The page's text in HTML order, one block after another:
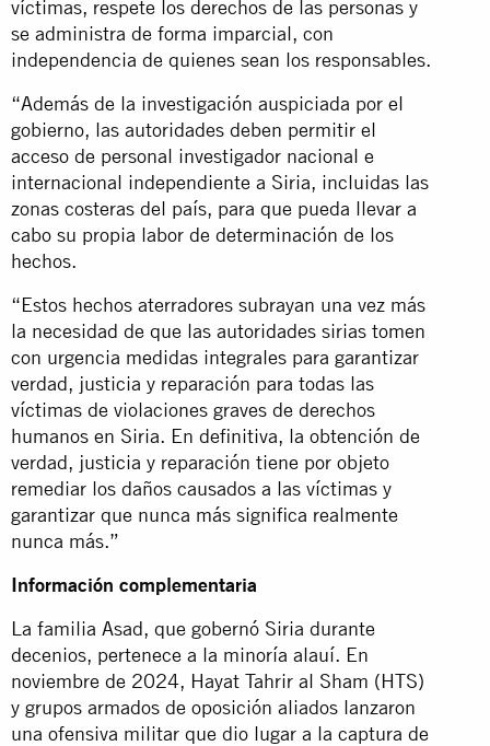
víctimas, respete los derechos de las personas y
se administra de forma imparcial, con
independencia de quienes sean los responsables.
“Además de la investigación auspiciada por el
gobierno, las autoridades deben permitir el
acceso de personal investigador nacional e
internacional independiente a Siria, incluidas las
zonas costeras del país, para que pueda llevar a
cabo su propia labor de determinación de los
hechos.
“Estos hechos aterradores subrayan una vez más
la necesidad de que las autoridades sirias tomen
con urgencia medidas integrales para garantizar
verdad, justicia y reparación para todas las
víctimas de violaciones graves de derechos
humanos en Siria. En definitiva, la obtención de
verdad, justicia y reparación tiene por objeto
remediar los daños causados a las víctimas y
garantizar que nunca más significa realmente
nunca más.”
Información complementaria
La familia Asad, que gobernó Siria durante
decenios, pertenece a la minoría alauí. En
noviembre de 2024, Hayat Tahrir al Sham (HTS)
y grupos armados de oposición aliados lanzaron
una ofensiva militar que dio lugar a la captura de